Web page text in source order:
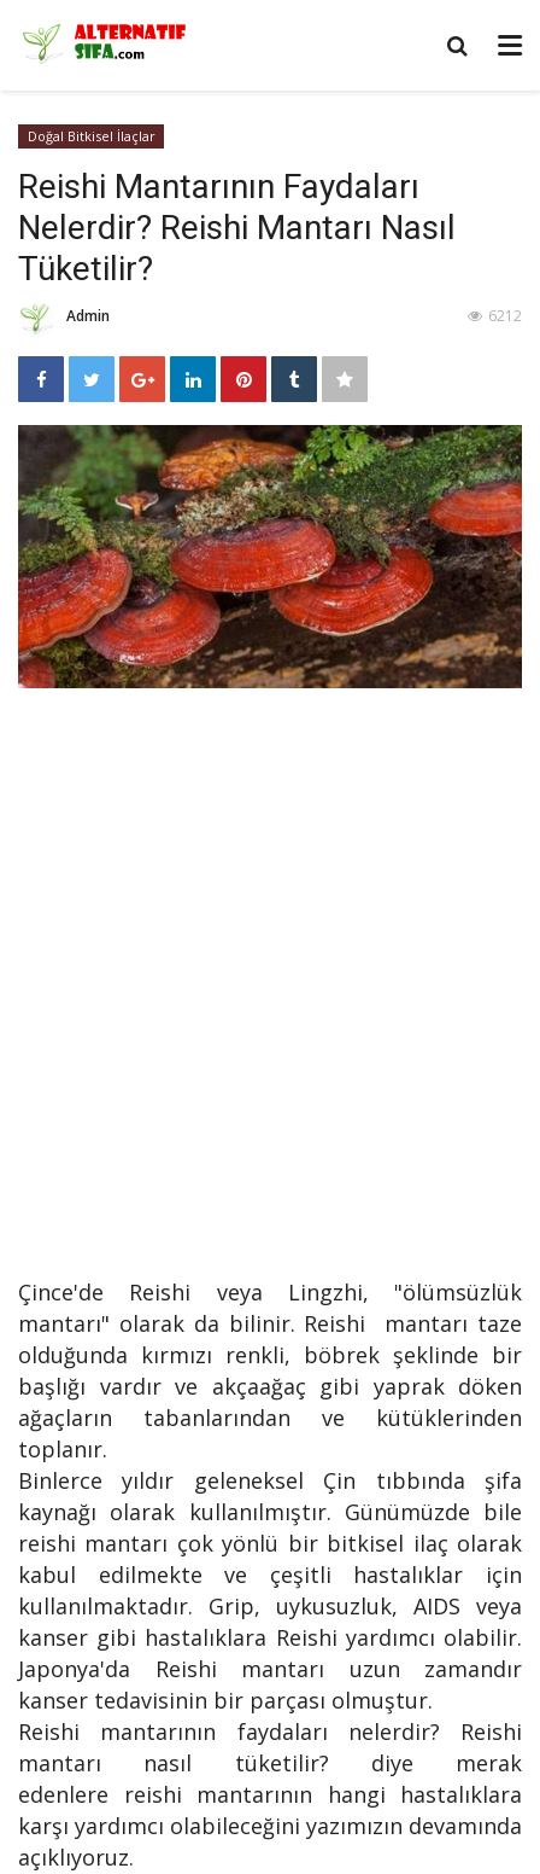
Doğal Bitkisel İlaçlar
Reishi Mantarının Faydaları
Nelerdir? Reishi Mantarı Nasıl
Tüketilir?
Admin 6212
Çince'de Reishi veya Lingzhi, "ölümsüzlük
mantarı" olarak da bilinir. Reishi mantarı taze
olduğunda kırmızı renkli, böbrek şeklinde bir
başlığı vardır ve akçaağaç gibi yaprak döken
ağaçların tabanlarından ve kütüklerinden
toplanır.
Binlerce yıldır geleneksel Çin tıbbında şifa
kaynağı olarak kullanılmıştır. Günümüzde bile
reishi mantarı çok yönlü bir bitkisel ilaç olarak
kabul edilmekte ve çeşitli hastalıklar için
kullanılmaktadır. Grip, uykusuzluk, AIDS veya
kanser gibi hastalıklara Reishi yardımcı olabilir.
Japonya'da Reishi mantarı uzun zamandır
kanser tedavisinin bir parçası olmuştur.
Reishi mantarının faydaları nelerdir? Reishi
mantarı nasıl tüketilir? diye merak
edenlere reishi mantarının hangi hastalıklara
karşı yardımcı olabileceğini yazımızın devamında
açıklıyoruz.